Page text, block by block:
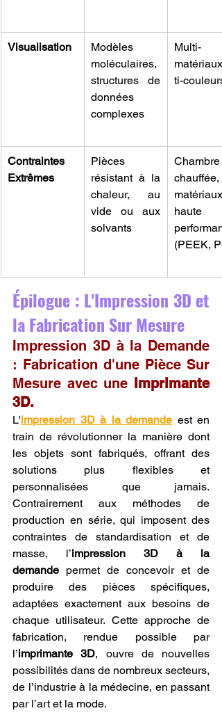
Visualisation
Modèles
moléculaires,
structures de
données
complexes
Multi-
ti-couleurs
Contraintes
Extrêmes
Pièces
résistant à la
chaleur, au
vide ou aux
solvants
Chambre
chauffée,
matériaux
haute
(PEEK,
Épilogue : L'Impression 3D et
la Fabrication Sur Mesure
Impression 3D à la Demande
: Fabrication d'une Pièce Sur
Mesure avec une Imprimante
3D.
L'impression 3D à la demande est en
train de révolutionner la manière dont
les objets sont fabriqués, offrant des
solutions plus flexibles et
personnalisées que jamais.
Contrairement aux méthodes de
production en série, qui imposent des
contraintes de standardisation et de
masse, l’impression 3D à la
demande permet de concevoir et de
produire des pièces spécifiques,
adaptées exactement aux besoins de
chaque utilisateur. Cette approche de
fabrication, rendue possible par
l’imprimante 3D, ouvre de nouvelles
possibilités dans de nombreux secteurs,
de l’industrie à la médecine, en passant
par l’art et la mode.